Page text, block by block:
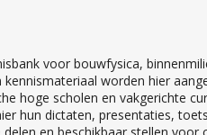
voor bouwfysica,
kennismateriaal worden hier
hoge scholen en vakgerichte
hun dictaten, presentaties,